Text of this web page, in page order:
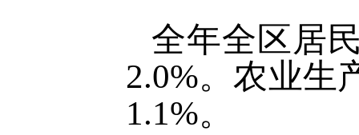
全年全区居
2.0%。农业生
1.1%。